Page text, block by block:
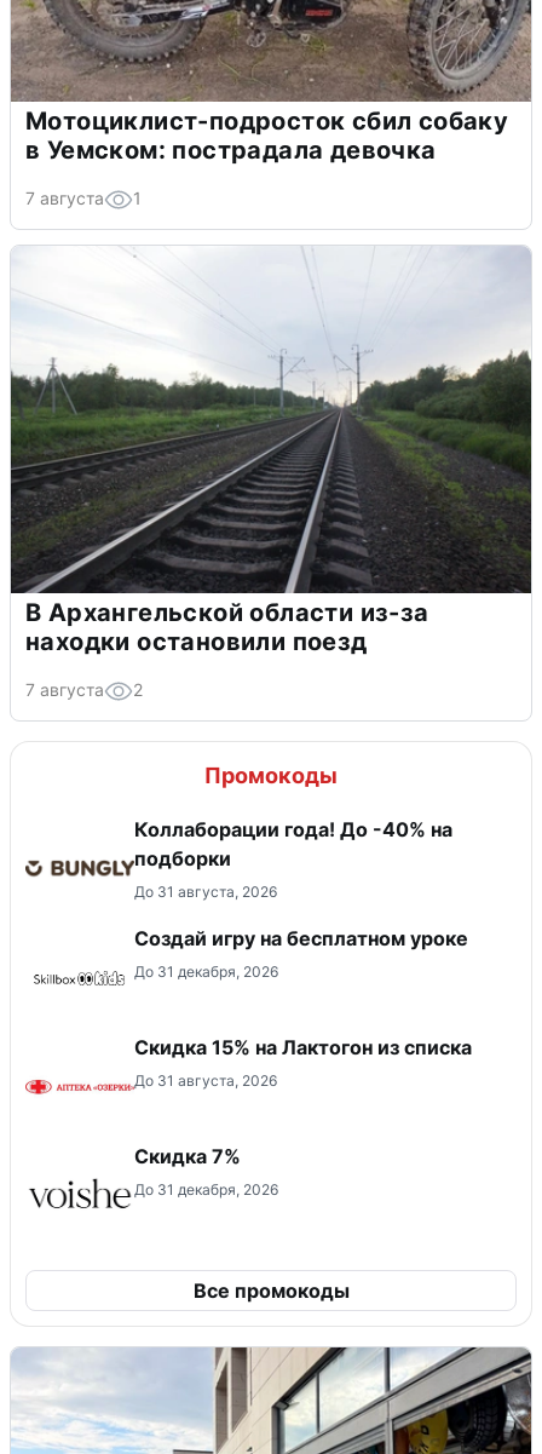
Мотоциклист-подросток сбил собаку
в Уемском: пострадала девочка
7 августа 1
В Архангельской области из-за
находки остановили поезд
7 августа 2
Промокоды
Коллаборации года! До -40% на
подборки
До 31 августа, 2026
Создай игру на бесплатном уроке
До 31 декабря, 2026
Скидка 15% на Лактогон из списка
До 31 августа, 2026
​Скидка 7%
До 31 декабря, 2026
Все промокоды